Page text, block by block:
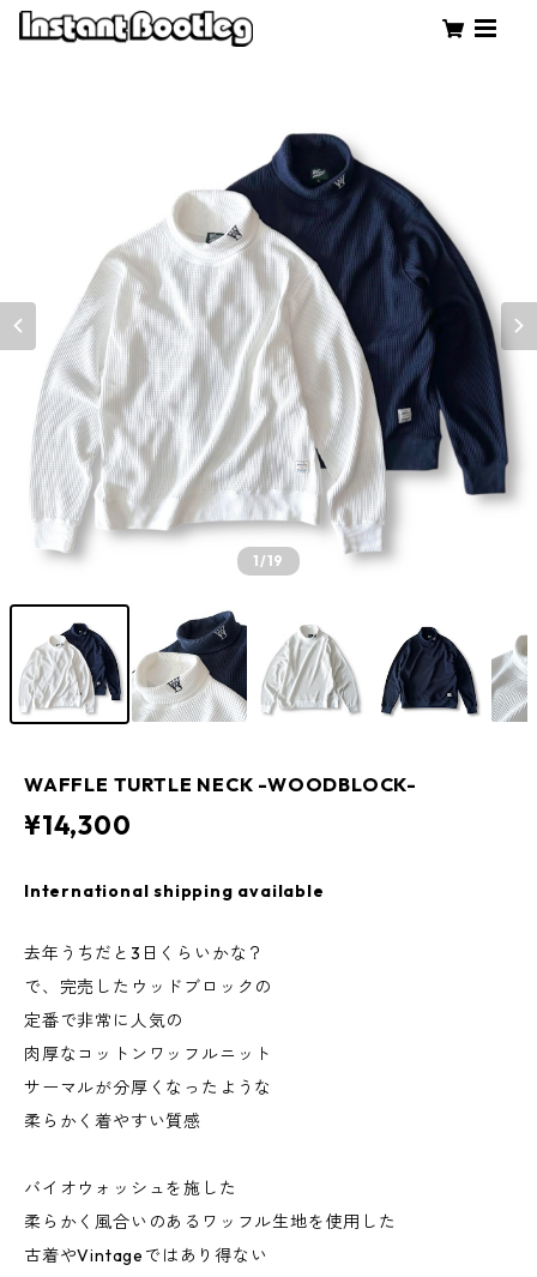
1/19
WAFFLE TURTLE NECK -WOODBLOCK-
¥14,300
International shipping available
去年うちだと3日くらいかな？
で、完売したウッドブロックの
定番で非常に人気の
肉厚なコットンワッフルニット
サーマルが分厚くなったような
柔らかく着やすい質感
バイオウォッシュを施した
柔らかく風合いのあるワッフル生地を使用した
古着やVintageではあり得ない